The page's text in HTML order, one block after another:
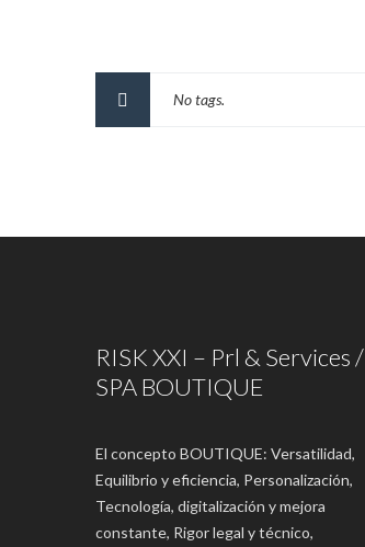
No tags.
RISK XXI – Prl & Services /
SPA BOUTIQUE
El concepto BOUTIQUE: Versatilidad,
Equilibrio y eficiencia, Personalización,
Tecnología, digitalización y mejora
constante, Rigor legal y técnico,